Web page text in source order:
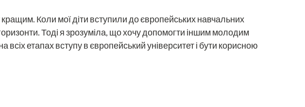
Коли мої діти вступили до європейських навчальних
Тоді я зрозуміла, що хочу допомогти іншим молодим
етапах вступу в європейський університет і бути корисною